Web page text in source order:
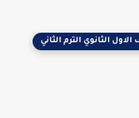
الثانوي الترم الثاني